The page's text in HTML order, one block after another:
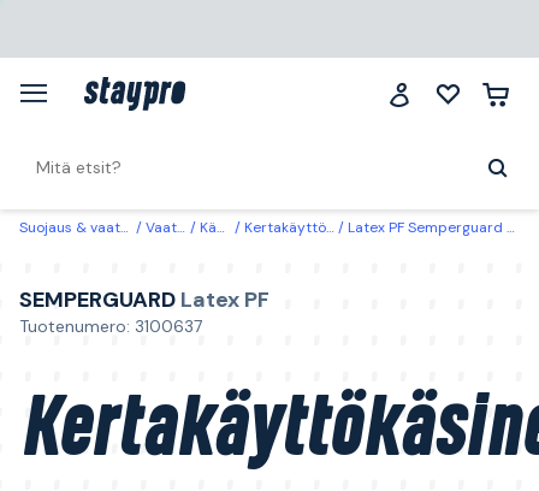
Suojaus & vaatteet Vaatteet Käsineet Kertakäyttö- & suojakäsineet Latex PF Semperguard Kertakäyttökäsine lateksi, puuteroimaton S, 100 kpl
SEMPERGUARD Latex PF
Tuotenumero: 3100637